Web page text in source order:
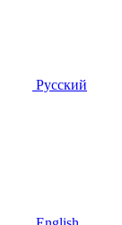
Русский